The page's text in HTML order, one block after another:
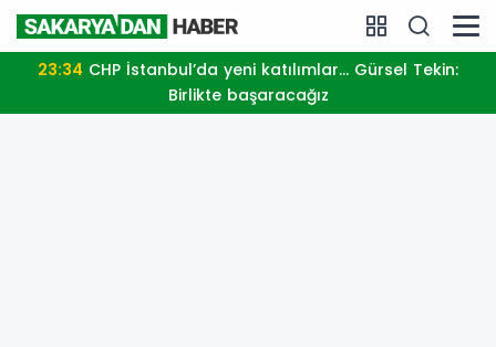
23:34
Birlikte başaracağız